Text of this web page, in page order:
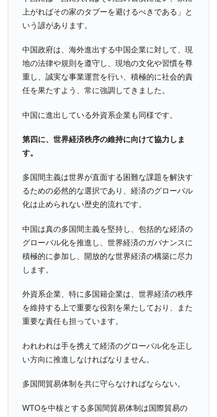
上がればその家のタブーを避けるべきである」と
いう諺があります。
中国政府は、海外進出する中国企業に対して、現
地の法律や規則を遵守し、現地の文化や習慣を尊
重し、誠実な事業運営を行い、積極的に社会的責
任を果たすよう、常に強調してきました。
中国に進出している外資系企業も同様です。
第四に、世界経済秩序の維持に向けて協力しま
す。
多国間主義は世界が直面する困難な課題を解決す
るための必然的な選択であり、経済のグローバル
化は止められない歴史的流れです。
中国は真の多国間主義を堅持し、包括的な経済の
グローバル化を推進し、世界経済のガバナンスに
積極的に参加し、開放的な世界経済の構築に尽力
します。
外資系企業、特に多国籍企業は、世界経済の秩序
を維持する上で重要な役割を果たしており、また
重要な責任も担っています。
われわれは手を携えて経済のグローバル化を正し
い方向に推進しなければなりません。
多国間貿易体制を共に守らなければならない。
WTOを中核とする多国間貿易体制は国際貿易の